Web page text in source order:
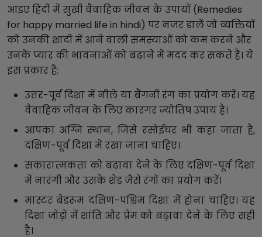
आइए हिंदी में सुखी वैवाहिक जीवन के उपायों (Remedies
for happy married life in hindi) पर नजर डालें जो व्यक्तियों
को उनकी शादी में आने वाली समस्याओं को कम करने और
उनके प्यार की भावनाओं को बढ़ाने में मदद कर सकते हैं। ये
इस प्रकार हैं:
उत्तर-पूर्व दिशा में नीले या बैंगनी रंग का प्रयोग करें। यह
वैवाहिक जीवन के लिए कारगर ज्योतिष उपाय है।
आपका अग्नि स्थान, जिसे रसोईघर भी कहा जाता है,
दक्षिण-पूर्व दिशा में रखा जाना चाहिए।
सकारात्मकता को बढ़ावा देने के लिए दक्षिण-पूर्व दिशा
में नारंगी और उसके शेड जैसे रंगों का प्रयोग करें।
मास्टर बेडरूम दक्षिण-पश्चिम दिशा में होना चाहिए। यह
दिशा जोड़ों में शांति और प्रेम को बढ़ावा देने के लिए सही
है।